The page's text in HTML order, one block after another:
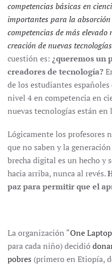
competencias básicas en
importantes para la
competencias de más
creación de nuevas
cuestión es: ¿queremos un
creadores de tecnología?
de los estudiantes
nivel 4 en competencia en
nuevas tecnologías están en
Lógicamente los profesores
que no saben y la
brecha digital es un hecho y
hacia arriba, nunca al revés.
paz para permitir que el
La organización “One
para cada niño) decidió
pobres (primero en Etiopía,